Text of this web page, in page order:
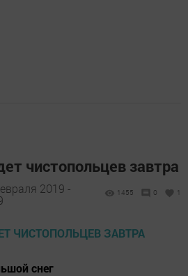
чистопольцев завтра
2019 -
1455 0 1
снег